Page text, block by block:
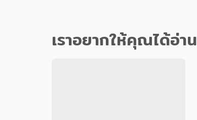
เราอยากให้คุณได้อ่าน